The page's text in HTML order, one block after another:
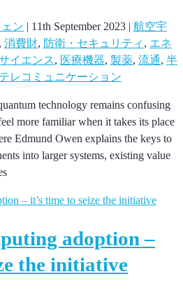
ン | 11th September 2023 | 航空宇
, 消費財, 防衛・セキュリティ , エネ
イエンス, 医療機器, 製薬, 流通, 半
テレコミュニケーション
technology remains confusing
more familiar when it takes its place
Edmund Owen explains the keys to
into larger systems, existing value
adoption –
the initiative